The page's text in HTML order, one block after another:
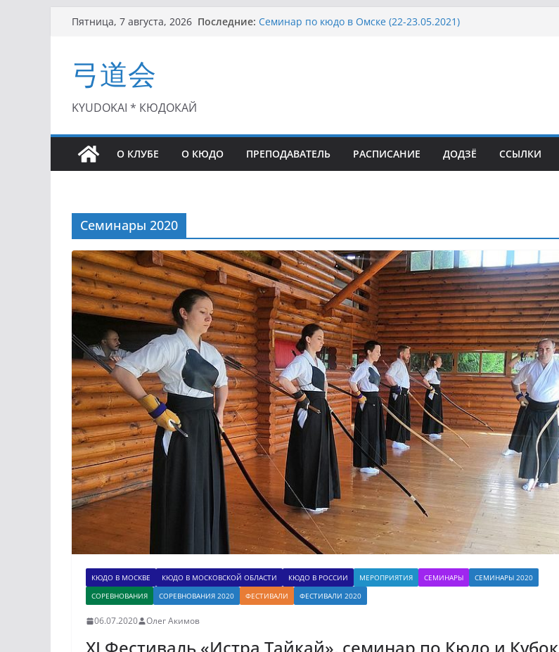
Перейти
Пятница, 7 августа, 2026 Последние: Семинар по кюдо в Омске (22-23.05.2021)
弓道会
KYUDOKAI * КЮДОКАЙ
О КЛУБЕ О КЮДО ПРЕПОДАВАТЕЛЬ РАСПИСАНИЕ ДОДЗЁ ССЫЛКИ
Семинары 2020
КЮДО В МОСКВЕ КЮДО В МОСКОВСКОЙ ОБЛАСТИ КЮДО В РОССИИ МЕРОПРИЯТИЯ СЕМИНАРЫ
СЕМИНАРЫ 2020
СОРЕВНОВАНИЯ
СОРЕВНОВАНИЯ 2020 ФЕСТИВАЛИ ФЕСТИВАЛИ 2020
06.07.2020 Олег Акимов